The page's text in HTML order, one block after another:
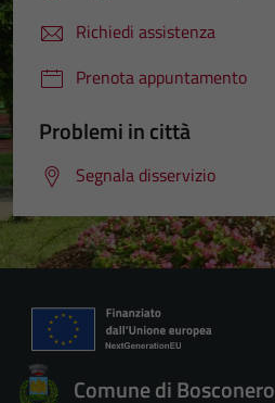
Richiedi assistenza
Prenota appuntamento
Problemi in città
Segnala disservizio
Comune di Bosconero